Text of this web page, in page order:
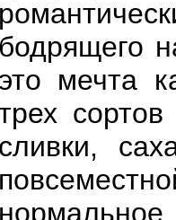
бодрящего
это мечта
сливки,